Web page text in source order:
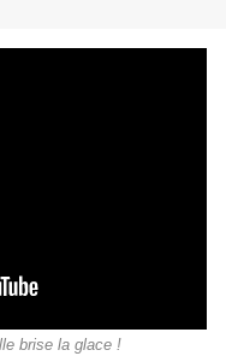
brise la glace !